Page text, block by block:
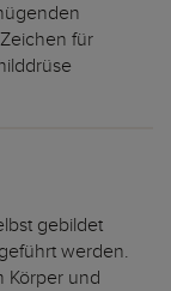
für
gebildet
werden.
Körper und